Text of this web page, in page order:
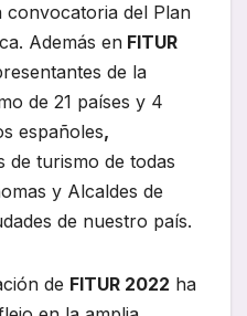
convocatoria del Plan
Además en FITUR
de la
de 21 países y 4
españoles,
de turismo de todas
y Alcaldes de
de nuestro país.
de FITUR 2022 ha